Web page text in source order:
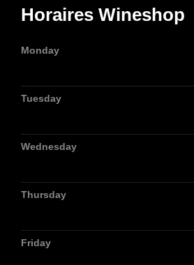
Horaires Wineshop
Monday
Tuesday
Wednesday
Thursday
Friday